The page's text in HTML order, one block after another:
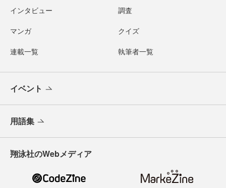
インタビュー 調査
マンガ クイズ
連載一覧 執筆者一覧
イベント
用語集
翔泳社のWebメディア